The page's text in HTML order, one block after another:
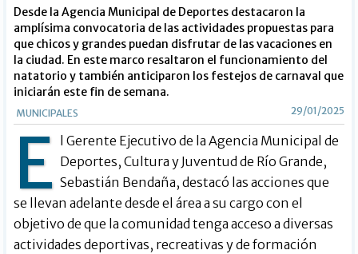
Desde la Agencia Municipal de Deportes destacaron la
amplísima convocatoria de las actividades propuestas para
que chicos y grandes puedan disfrutar de las vacaciones en
la ciudad. En este marco resaltaron el funcionamiento del
natatorio y también anticiparon los festejos de carnaval que
iniciarán este fin de semana.
MUNICIPALES 29/01/2025
E
l Gerente Ejecutivo de la Agencia Municipal de
Deportes, Cultura y Juventud de Río Grande,
Sebastián Bendaña, destacó las acciones que
se llevan adelante desde el área a su cargo con el
objetivo de que la comunidad tenga acceso a diversas
actividades deportivas, recreativas y de formación